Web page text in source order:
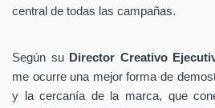
central de todas las campañas.
Según su Director Creativo
me ocurre una mejor forma de
y la cercanía de la marca, que